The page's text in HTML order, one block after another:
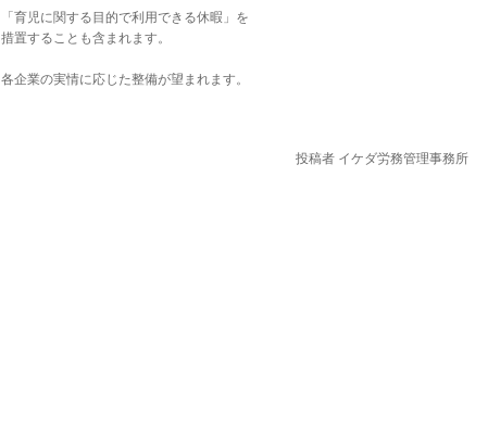
「育児に関する目的で利用できる休暇」を
措置することも含まれます。
各企業の実情に応じた整備が望まれます。
投稿者 イケダ労務管理事務所